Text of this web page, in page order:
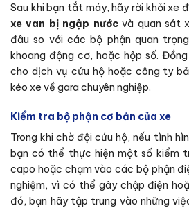
Sau khi bạn tắt máy, hãy rời khỏi xe
xe van bị ngập nướcvà quan sát
đâu so với các bộ phận quan
khoang động cơ, hoặc hộp số.
cho dịch vụ cứu hộ hoặc công ty
kéo xe về gara chuyên nghiệp.
Kiểm tra bộ phận cơ bản của xe
Trong khi chờ đội cứu hộ, nếu tình
bạn có thể thực hiện một số kiểm
capo hoặc chạm vào các bộ phận
nghiệm, vì có thể gây chập điện
đó, bạn hãy tập trung vào những